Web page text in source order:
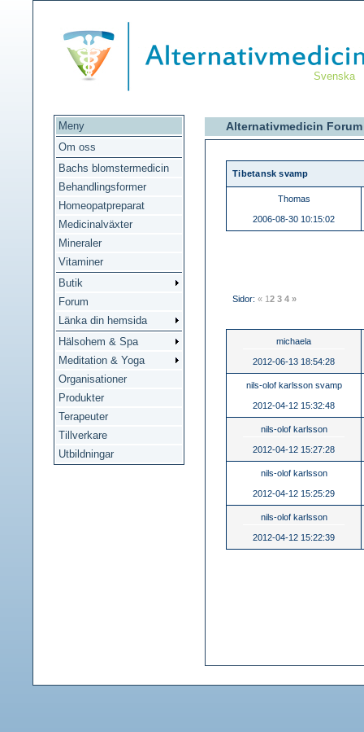
Svenska
Meny
Om oss
Bachs blomstermedicin
Behandlingsformer
Homeopatpreparat
Medicinalväxter
Mineraler
Vitaminer
Butik
Forum
Länka din hemsida
Hälsohem & Spa
Meditation & Yoga
Organisationer
Produkter
Terapeuter
Tillverkare
Utbildningar
Alternativmedicin
Tibetansk svamp
Thomas
2006-08-30 10:15:02
Sidor: « 12 3 4 »
michaela
2012-06-13 18:54:28
nils-olof karlsson svamp
2012-04-12 15:32:48
nils-olof karlsson
2012-04-12 15:27:28
nils-olof karlsson
2012-04-12 15:25:29
nils-olof karlsson
2012-04-12 15:22:39